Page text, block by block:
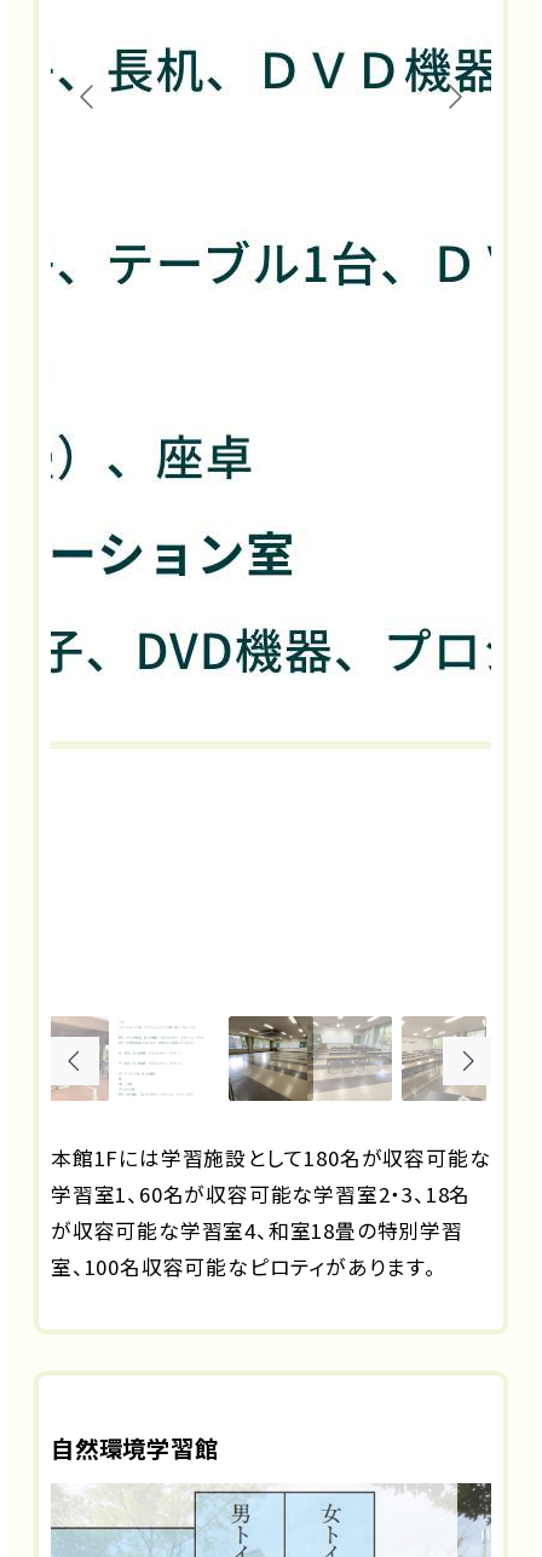
本館1Fには学習施設として180名が収容可能な
学習室1、60名が収容可能な学習室2・3、18名
が収容可能な学習室4、和室18畳の特別学習
室、100名収容可能なピロティがあります。
自然環境学習館